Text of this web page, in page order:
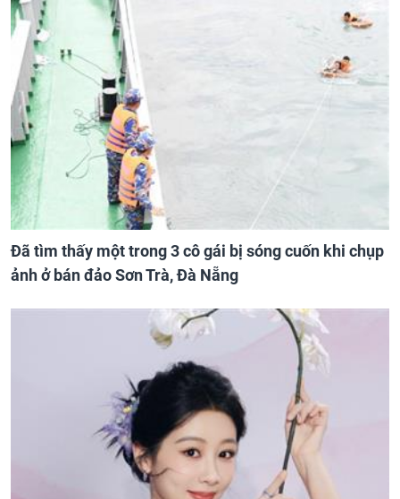
Đã tìm thấy một trong 3 cô gái bị sóng cuốn khi chụp
ảnh ở bán đảo Sơn Trà, Đà Nẵng